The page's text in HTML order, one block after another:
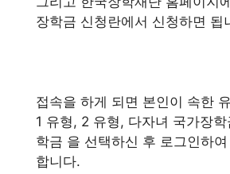
장학금 신청란에서 신청하면 됩
접속을 하게 되면 본인이 속한
1 유형, 2 유형, 다자녀 국가장
학금 을 선택하신 후 로그인하
합니다.